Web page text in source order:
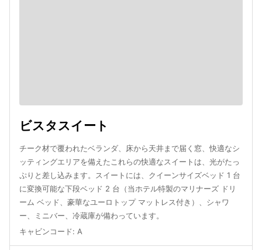
ビスタスイート
チーク材で覆われたベランダ、床から天井まで届く窓、快適なシ
ッティングエリアを備えたこれらの快適なスイートは、光がたっ
ぷりと差し込みます。スイートには、クイーンサイズベッド 1 台
に変換可能な下段ベッド 2 台（当ホテル特製のマリナーズ ドリ
ーム ベッド、豪華なユーロトップ マットレス付き）、シャワ
ー、ミニバー、冷蔵庫が備わっています。
キャビンコード: A